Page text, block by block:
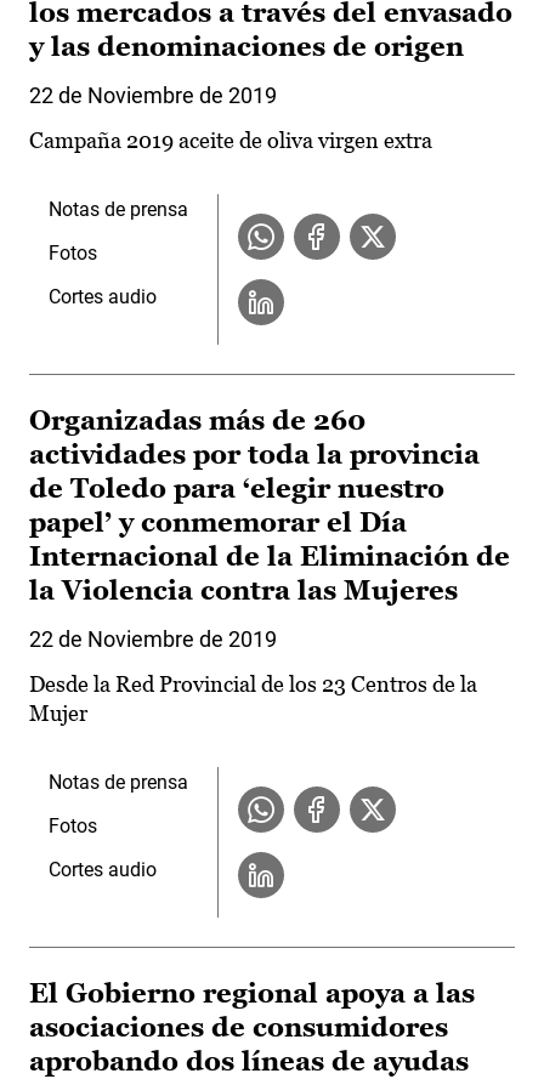
los mercados a través del envasado
y las denominaciones de origen
22 de Noviembre de 2019
Campaña 2019 aceite de oliva virgen extra
Notas de prensa
Fotos
Cortes audio
Organizadas más de 260
actividades por toda la provincia
de Toledo para ‘elegir nuestro
papel’ y conmemorar el Día
Internacional de la Eliminación de
la Violencia contra las Mujeres
22 de Noviembre de 2019
Desde la Red Provincial de los 23 Centros de la
Mujer
Notas de prensa
Fotos
Cortes audio
El Gobierno regional apoya a las
asociaciones de consumidores
aprobando dos líneas de ayudas